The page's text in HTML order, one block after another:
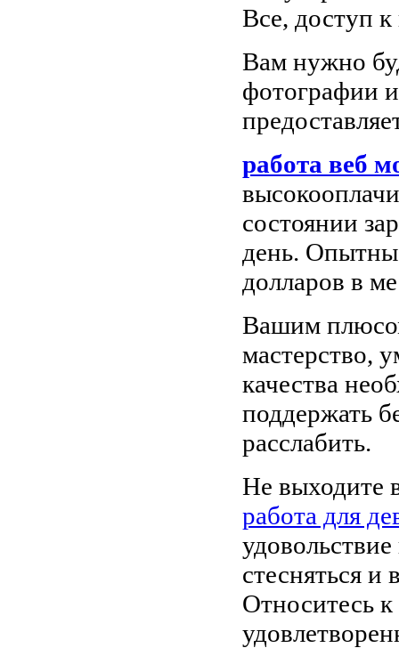
Все, доступ
Вам нужно
фотографии
работа веб
состоянии
день.
долларов в
Вашим
мастерство,
качества
поддержать
расслабить.
Не выходите
работа для
стесняться и
Относитесь к